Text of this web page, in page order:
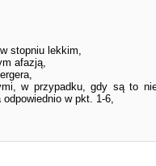
stopniu lekkim,
afazją,
w przypadku, gdy są to
w pkt. 1-6,